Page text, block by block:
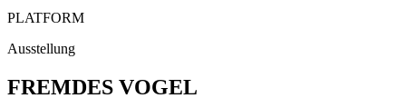
PLATFORM
Ausstellung
FREMDES VOGEL